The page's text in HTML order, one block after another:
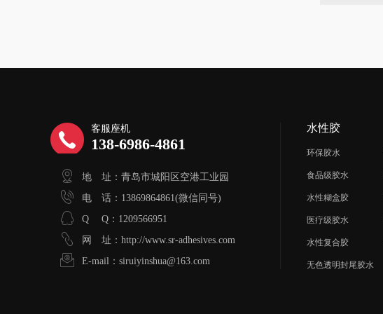
客服座机
138-6986-4861
地 址：青岛市城阳区空港工业园
电 话：13869864861(微信同号)
Q Q：1209566951
网 址：http://www.sr-adhesives.com
E-mail：siruiyinshua@163.com
水性胶
环保胶水
食品级胶水
水性糊盒胶
医疗级胶水
水性复合胶
无色透明封尾胶水